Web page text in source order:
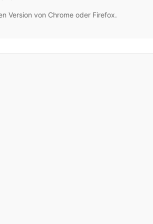
Version von Chrome oder Firefox.